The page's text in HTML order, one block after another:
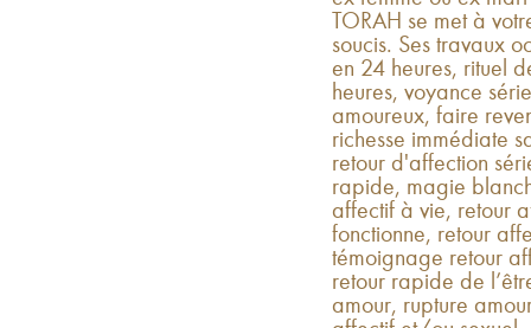
TORAH se met à
soucis. Ses travaux
en 24 heures, rituel
heures, voyance
amoureux, faire
richesse immédiate
retour d'affection
rapide, magie
affectif à vie, retour
fonctionne, retour
témoignage retour
retour rapide de
amour, rupture